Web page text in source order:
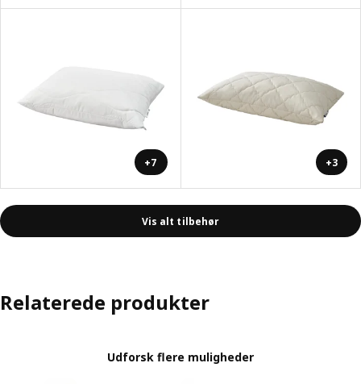
+7 +3
Vis alt tilbehør
Relaterede produkter
Udforsk flere muligheder